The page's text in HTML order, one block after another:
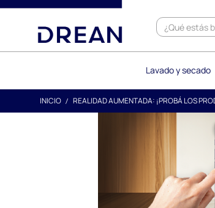
text.skipToContent
text.skipToNavigation
Lavado y secado
INICIO REALIDAD AUMENTADA: ¡PROBÁ LOS